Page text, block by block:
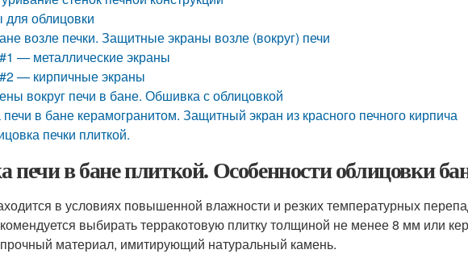
для облицовки
возле печки. Защитные экраны возле (вокруг) печи
— металлические экраны
— кирпичные экраны
вокруг печи в бане. Обшивка с облицовкой
в бане керамогранитом. Защитный экран из красного печного кирпича
печки плиткой.
печи в бане плиткой. Особенности облицовки
в условиях повышенной влажности и резких температурных
выбирать терракотовую плитку толщиной не менее 8 мм или
материал, имитирующий натуральный камень.